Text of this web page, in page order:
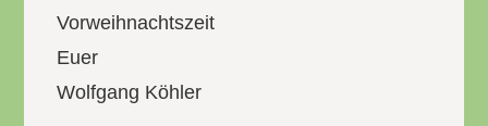
Vorweihnachtszeit
Euer
Wolfgang Köhler